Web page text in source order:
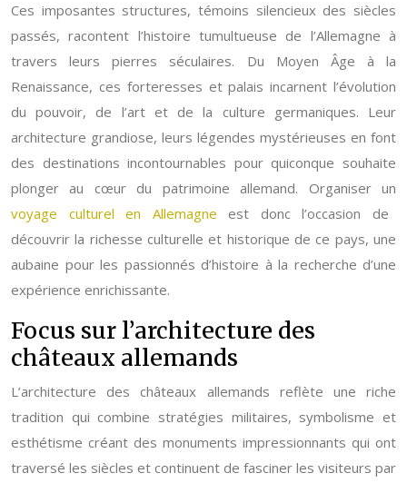
Ces imposantes structures, témoins silencieux des siècles
passés, racontent l’histoire tumultueuse de l’Allemagne à
travers leurs pierres séculaires. Du Moyen Âge à la
Renaissance, ces forteresses et palais incarnent l’évolution
du pouvoir, de l’art et de la culture germaniques. Leur
architecture grandiose, leurs légendes mystérieuses en font
des destinations incontournables pour quiconque souhaite
plonger au cœur du patrimoine allemand. Organiser un
voyage culturel en Allemagne est donc l’occasion de
découvrir la richesse culturelle et historique de ce pays, une
aubaine pour les passionnés d’histoire à la recherche d’une
expérience enrichissante.
Focus sur l’architecture des
châteaux allemands
L’architecture des châteaux allemands reflète une riche
tradition qui combine stratégies militaires, symbolisme et
esthétisme créant des monuments impressionnants qui ont
traversé les siècles et continuent de fasciner les visiteurs par